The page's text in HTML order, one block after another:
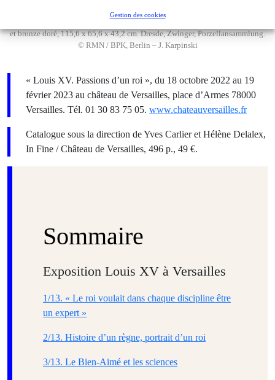
Gestion des cookies
Manufacture de Vincennes, Bouquet de la dauphine, 1749. Porcelaine tendre
et bronze doré, 115,6 x 65,6 x 43,2 cm. Dresde, Zwinger, Porzellansammlung.
© RMN / BPK, Berlin – J. Karpinski
« Louis XV. Passions d’un roi », du 18 octobre 2022 au 19
février 2023 au château de Versailles, place d’Armes 78000
Versailles. Tél. 01 30 83 75 05. www.chateauversailles.fr
Catalogue sous la direction de Yves Carlier et Hélène Delalex,
In Fine / Château de Versailles, 496 p., 49 €.
Sommaire
Exposition Louis XV à Versailles
1/13. « Le roi voulait dans chaque discipline être
un expert »
2/13. Histoire d’un règne, portrait d’un roi
3/13. Le Bien-Aimé et les sciences